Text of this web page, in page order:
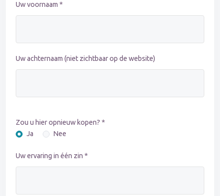
Uw voornaam *
Uw achternaam (niet zichtbaar op de website)
Zou u hier opnieuw kopen? *
Ja
Nee
Uw ervaring in één zin *